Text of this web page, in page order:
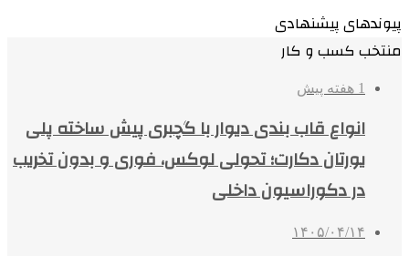
پیوندهای پیشنهادی
منتخب کسب و کار
1 هفته پیش
انواع قاب بندی دیوار با گچبری پیش ساخته پلی
یورتان دکارت؛ تحولی لوکس، فوری و بدون تخریب
در دکوراسیون داخلی
۱۴۰۵/۰۴/۱۴